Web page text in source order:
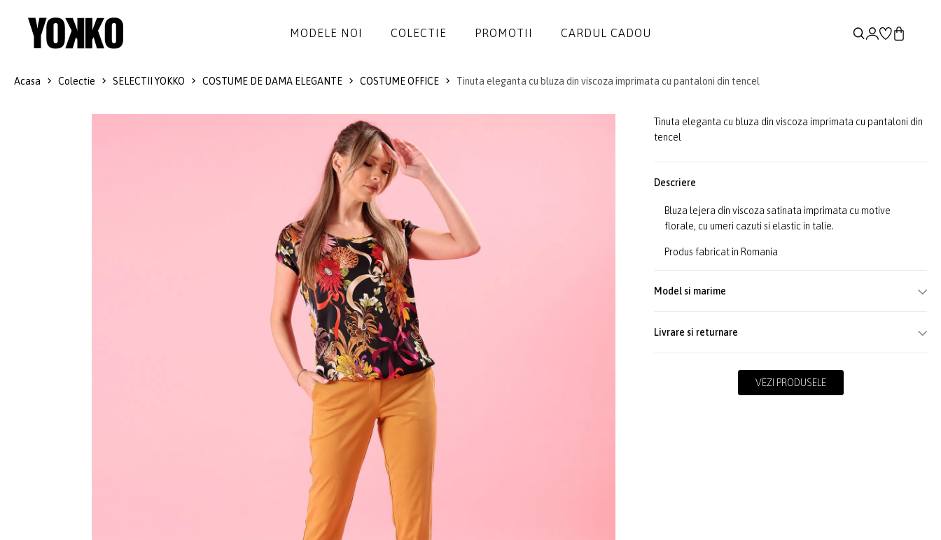
MODELE NOI COLECTIE
SALOPETE
SACOURI
JACHETE
FUSTE
PANTALONI
BLUZE
ACCESORII
PROMOTII
ACCESORII
CARDUL CADOU
Acasa Colectie SELECTII YOKKO COSTUME DE DAMA ELEGANTE COSTUME OFFICE Tinuta eleganta cu bluza din viscoza imprimata cu pantaloni din tencel
Tinuta eleganta cu bluza din viscoza imprimata cu pantaloni din
tencel
Descriere
Bluza lejera din viscoza satinata imprimata cu motive
florale, cu umeri cazuti si elastic in talie.
Produs fabricat in Romania
Model si marime
Livrare si returnare
VEZI PRODUSELE